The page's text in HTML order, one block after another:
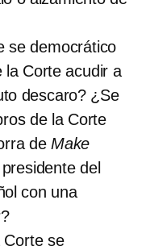
se democrático
la Corte acudir a
descaro? ¿Se
de la Corte
de Make
del
con una
Corte se